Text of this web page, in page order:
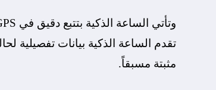
مثبتة مسبقاً.